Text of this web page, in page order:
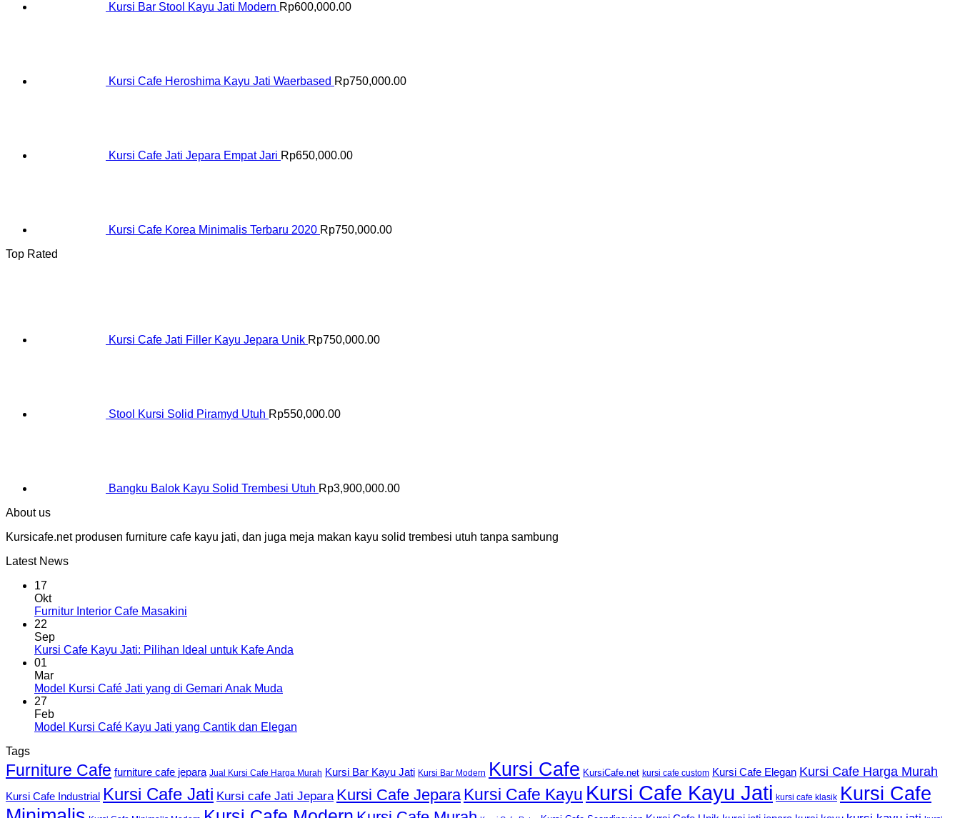
Kursi Bar Stool Kayu Jati Modern Rp600,000.00
Kursi Cafe Heroshima Kayu Jati Waerbased Rp750,000.00
Kursi Cafe Jati Jepara Empat Jari Rp650,000.00
Kursi Cafe Korea Minimalis Terbaru 2020 Rp750,000.00
Top Rated
Kursi Cafe Jati Filler Kayu Jepara Unik Rp750,000.00
Stool Kursi Solid Piramyd Utuh Rp550,000.00
Bangku Balok Kayu Solid Trembesi Utuh Rp3,900,000.00
About us
Kursicafe.net produsen furniture cafe kayu jati, dan juga meja makan kayu solid trembesi utuh tanpa sambung
Latest News
17
Okt
Furnitur Interior Cafe Masakini
22
Sep
Kursi Cafe Kayu Jati: Pilihan Ideal untuk Kafe Anda
01
Mar
Model Kursi Café Jati yang di Gemari Anak Muda
27
Feb
Model Kursi Café Kayu Jati yang Cantik dan Elegan
Tags
Furniture Cafe furniture cafe jepara Jual Kursi Cafe Harga Murah Kursi Bar Kayu Jati Kursi Bar Modern Kursi Cafe KursiCafe.net kursi cafe custom Kursi Cafe Elegan Kursi Cafe Harga Murah
Kursi Cafe Industrial Kursi Cafe Jati Kursi cafe Jati Jepara Kursi Cafe Jepara Kursi Cafe Kayu Kursi Cafe Kayu Jati kursi cafe klasik Kursi Cafe